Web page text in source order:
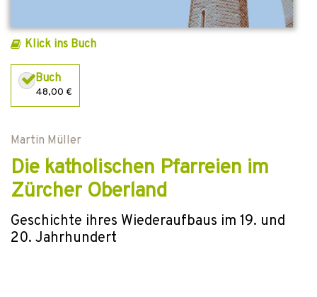
Klick ins Buch
Buch
48,00 €
Martin Müller
Die katholischen Pfarreien im
Zürcher Oberland
Geschichte ihres Wiederaufbaus im 19. und
20. Jahrhundert